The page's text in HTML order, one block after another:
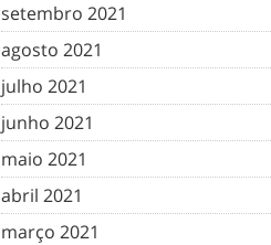
setembro 2021
agosto 2021
julho 2021
junho 2021
maio 2021
abril 2021
março 2021